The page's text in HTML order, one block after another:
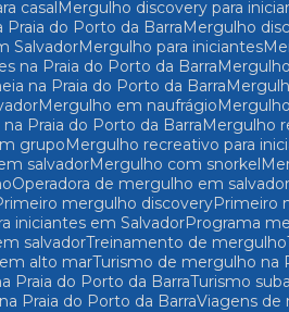
casal
Mergulho discovery para
Praia do Porto da Barra
Mergulho
Salvador
Mergulho para iniciantes
na Praia do Porto da Barra
na Praia do Porto da Barra
Mergulho em naufrágio
na Praia do Porto da Barra
grupo
Mergulho recreativo para
salvador
Mergulho com snorkel
Operadora de mergulho em salvador
Primeiro mergulho discovery
iniciantes em Salvador
Programa
salvador Treinamento de mergulho
alto mar Turismo de mergulho na
Praia do Porto da Barra Turismo
Praia do Porto da Barra Viagens